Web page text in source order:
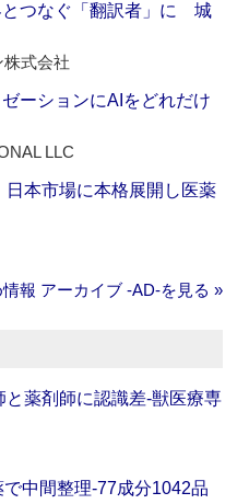
とつなぐ「翻訳者」に 城
式会社
ーションにAIをどれだけ
LLC
本市場に本格展開し医薬
報 アーカイブ ‐AD‐を見る »
と薬剤師に認識差‐獣医療専
中間整理‐77成分1042品